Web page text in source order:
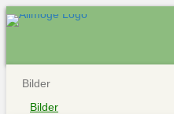
Bilder
Bilder